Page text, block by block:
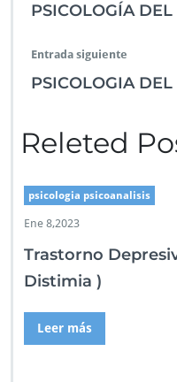
PSICOLOGÍA DEL
Entrada siguiente
PSICOLOGIA DEL
Releted
psicologia psicoanalisis
Ene 8,2023
Trastorno
Distimia )
Leer más